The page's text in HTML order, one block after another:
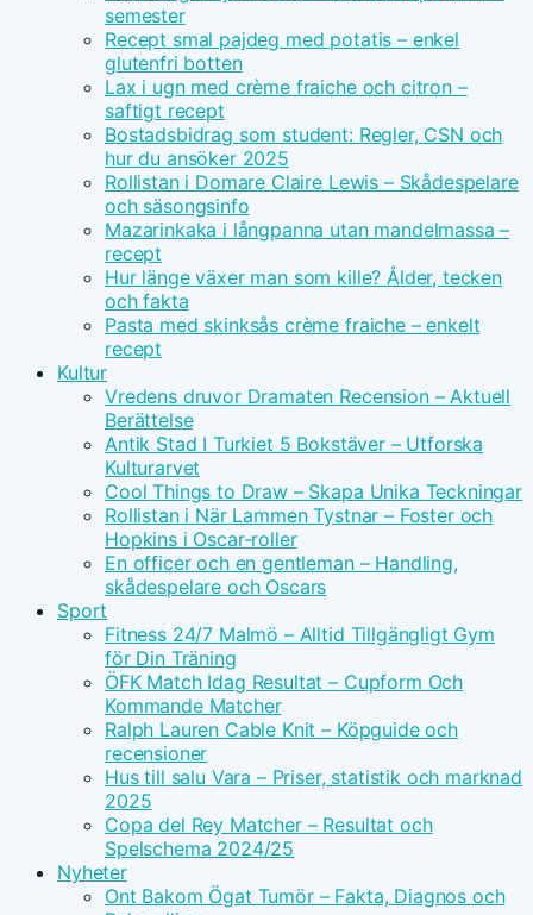
semester
Recept smal pajdeg med potatis – enkel
glutenfri botten
Lax i ugn med crème fraiche och citron –
saftigt recept
Bostadsbidrag som student: Regler, CSN och
hur du ansöker 2025
Rollistan i Domare Claire Lewis – Skådespelare
och säsongsinfo
Mazarinkaka i långpanna utan mandelmassa –
recept
Hur länge växer man som kille? Ålder, tecken
och fakta
Pasta med skinksås crème fraiche – enkelt
recept
Kultur
Vredens druvor Dramaten Recension – Aktuell
Berättelse
Antik Stad I Turkiet 5 Bokstäver – Utforska
Kulturarvet
Cool Things to Draw – Skapa Unika Teckningar
Rollistan i När Lammen Tystnar – Foster och
Hopkins i Oscar-roller
En officer och en gentleman – Handling,
skådespelare och Oscars
Sport
Fitness 24/7 Malmö – Alltid Tillgängligt Gym
för Din Träning
ÖFK Match Idag Resultat – Cupform Och
Kommande Matcher
Ralph Lauren Cable Knit – Köpguide och
recensioner
Hus till salu Vara – Priser, statistik och marknad
2025
Copa del Rey Matcher – Resultat och
Spelschema 2024/25
Nyheter
Ont Bakom Ögat Tumör – Fakta, Diagnos och